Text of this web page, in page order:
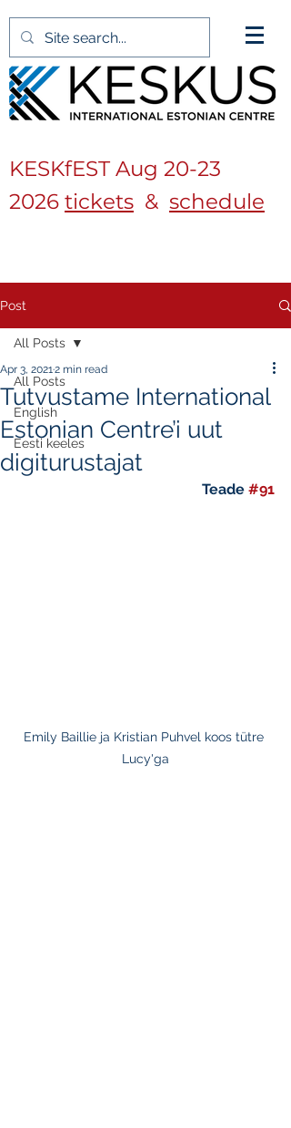
KESKfEST Aug 20-23
2026 tickets & schedule
Post
All Posts
English
Eesti keeles
All Posts
Tutvustame International
Estonian Centre’i uut
digiturustajat
Apr 3, 20212 min read
Teade #91
Emily Baillie ja Kristian Puhvel koos tütre
Lucy'ga